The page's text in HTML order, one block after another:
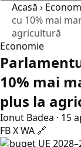
Acasă ›
cu 10% mai
agricultură
Economie
10% mai
plus la
Ionut Badea · 15
FBXWA 🔗